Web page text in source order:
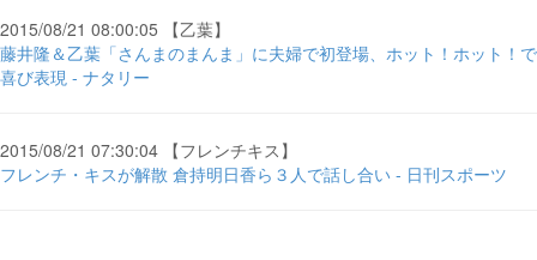
2015/08/21 08:00:05 【乙葉】
藤井隆＆乙葉「さんまのまんま」に夫婦で初登場、ホット！ホット！で
喜び表現 - ナタリー
2015/08/21 07:30:04 【フレンチキス】
フレンチ・キスが解散 倉持明日香ら３人で話し合い - 日刊スポーツ